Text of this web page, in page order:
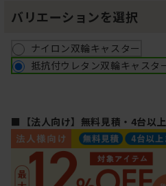
バリエーションを選択
ナイロン双輪キャスター
抵抗付ウレタン双輪キャスタ
■【法人向け】無料見積・4台以